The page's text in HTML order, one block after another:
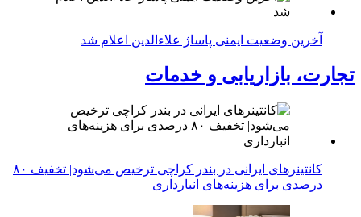
آخرین وضعیت ایمنی پاساژ علاءالدین اعلام شد
تجارت، بازاریابی و خدمات
کانتینرهای ایرانی در بندر کراچی ترخیص می‌شود| تخفیف ۸۰
درصدی برای هزینه‌های انبارداری